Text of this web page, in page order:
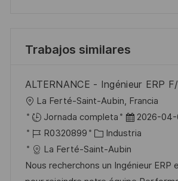
Trabajos similares
ALTERNANCE - Ingénieur ERP
U
b
c
a
La Ferté-Saint-Aubin, Francia
Jornada completa
F
e
c
h
2026-04-
I
D
d
R0320899
C
a
t
Industria
La Ferté-Saint-Aubin
Nous recherchons un Ingénieur ERP